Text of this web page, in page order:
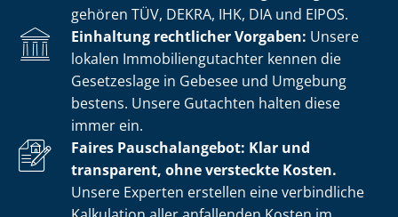
gehören TÜV, DEKRA, IHK, DIA und EIPOS.
Einhaltung rechtlicher Vorgaben: Unsere
lokalen Im­mo­bi­li­en­gut­ach­ter kennen die
Gesetzeslage in Gebesee und Umgebung
bestens. Unsere Gutachten halten diese
immer ein.
Faires Pauschalangebot: Klar und
transparent, ohne versteckte Kosten.
Unsere Experten erstellen eine verbindliche